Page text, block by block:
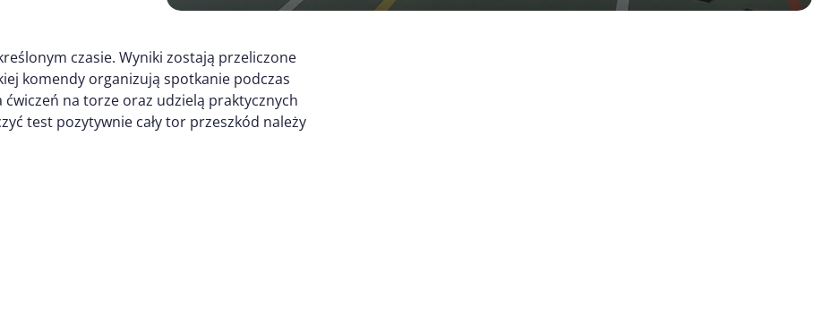
czasie. Wyniki zostają przeliczone
komendy organizują spotkanie podczas
na torze oraz udzielą praktycznych
test pozytywnie cały tor przeszkód należy